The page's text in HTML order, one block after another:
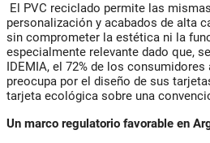
El PVC reciclado permite las
personalización y acabados de alta
sin comprometer la estética ni la
especialmente relevante dado que,
IDEMIA, el 72% de los
preocupa por el diseño de sus
tarjeta ecológica sobre una
Un marco regulatorio favorable en